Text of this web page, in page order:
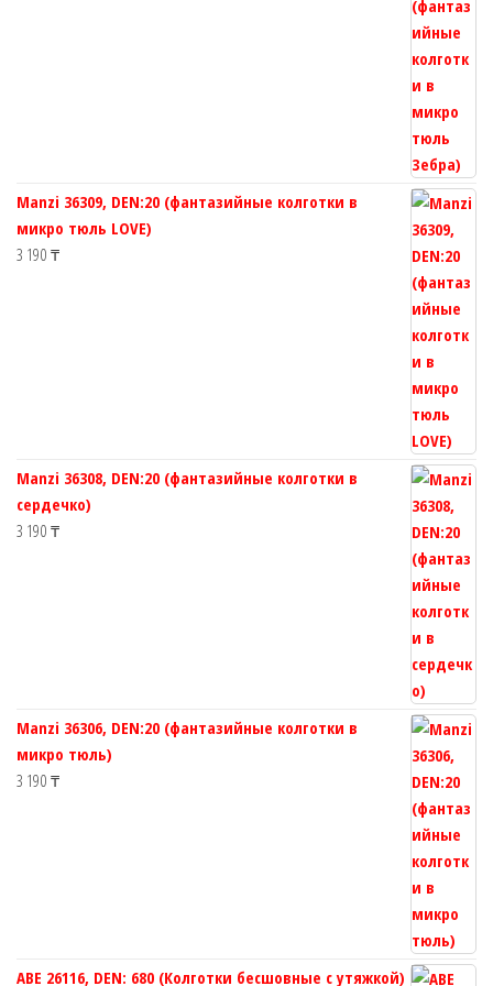
Manzi 36309, DEN:20 (фантазийные колготки в
микро тюль LOVE)
3 190 ₸
Manzi 36308, DEN:20 (фантазийные колготки в
сердечко)
3 190 ₸
Manzi 36306, DEN:20 (фантазийные колготки в
микро тюль)
3 190 ₸
ABE 26116, DEN: 680 (Колготки бесшовные с утяжкой)